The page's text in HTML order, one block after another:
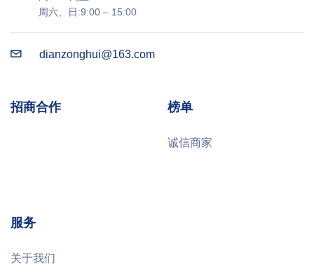
周六、日:9:00 – 15:00
dianzonghui@163.com
招商合作 榜单
诚信商家
服务
关于我们